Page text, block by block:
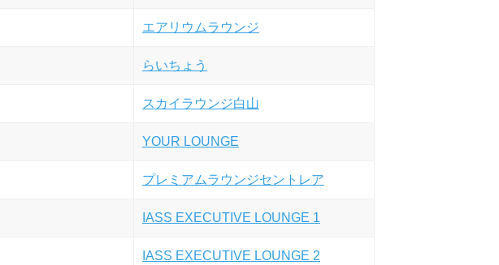
エアリウムラウンジ
らいちょう
スカイラウンジ白山
YOUR LOUNGE
プレミアムラウンジセントレア
IASS EXECUTIVE LOUNGE 1
IASS EXECUTIVE LOUNGE 2